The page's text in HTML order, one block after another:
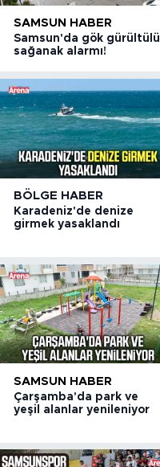
SAMSUN HABER
Samsun'da gök gürültülü
sağanak alarmı!
BÖLGE HABER
Karadeniz'de denize
girmek yasaklandı
SAMSUN HABER
Çarşamba'da park ve
yeşil alanlar yenileniyor